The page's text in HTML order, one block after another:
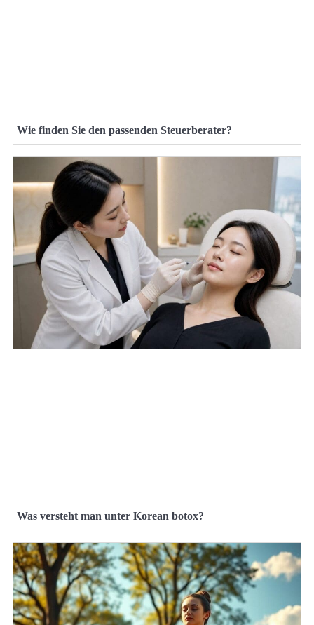
Wie finden Sie den passenden Steuerberater?
Was versteht man unter Korean botox?